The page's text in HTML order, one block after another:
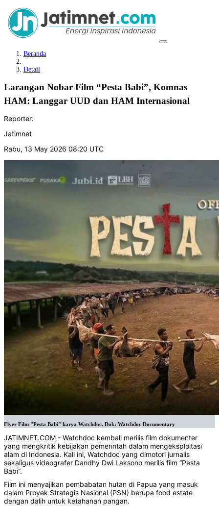
Beranda
Detail
Larangan Nobar Film “Pesta Babi”, Komnas
HAM: Langgar UUD dan HAM Internasional
Reporter:
Jatimnet
Rabu, 13 May 2026 08:20 UTC
Flyer Film "Pesta Babi" karya Watchdoc. Dok: Watchdoc Documentary
JATIMNET.COM - Watchdoc kembali merilis film dokumenter
yang mengkritik kebijakan pemerintah dalam mengeksploitasi
alam di Indonesia. Kali ini, Watchdoc yang dimotori jurnalis
sekaligus videografer Dandhy Dwi Laksono merilis film “Pesta
Babi”.
Film ini menyajikan pembabatan hutan di Papua yang masuk
dalam Proyek Strategis Nasional (PSN) berupa food estate
dengan dalih untuk ketahanan pangan.